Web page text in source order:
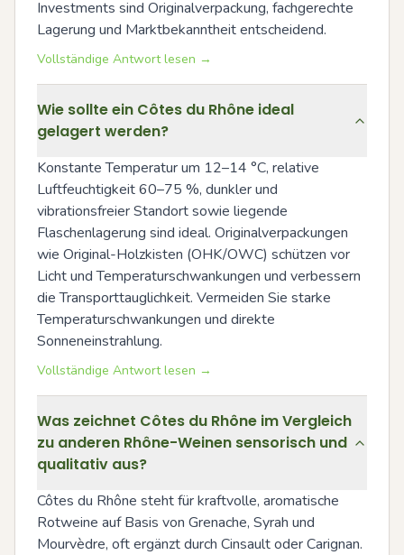
Investments sind Originalverpackung, fachgerechte
Lagerung und Marktbekanntheit entscheidend.
Vollständige Antwort lesen →
Wie sollte ein Côtes du Rhône ideal
gelagert werden?
Konstante Temperatur um 12–14 °C, relative
Luftfeuchtigkeit 60–75 %, dunkler und
vibrationsfreier Standort sowie liegende
Flaschenlagerung sind ideal. Originalverpackungen
wie Original-Holzkisten (OHK/OWC) schützen vor
Licht und Temperaturschwankungen und verbessern
die Transporttauglichkeit. Vermeiden Sie starke
Temperaturschwankungen und direkte
Sonneneinstrahlung.
Vollständige Antwort lesen →
Was zeichnet Côtes du Rhône im Vergleich
zu anderen Rhône-Weinen sensorisch und
qualitativ aus?
Côtes du Rhône steht für kraftvolle, aromatische
Rotweine auf Basis von Grenache, Syrah und
Mourvèdre, oft ergänzt durch Cinsault oder Carignan.